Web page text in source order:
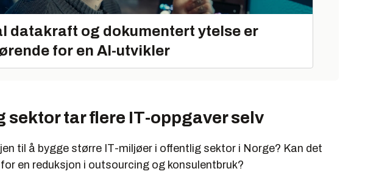
datakraft og dokumentert ytelse er
for en AI-utvikler
sektor tar flere IT-oppgaver selv
til å bygge større IT-miljøer i offentlig sektor i Norge? Kan det
en reduksjon i outsourcing og konsulentbruk?